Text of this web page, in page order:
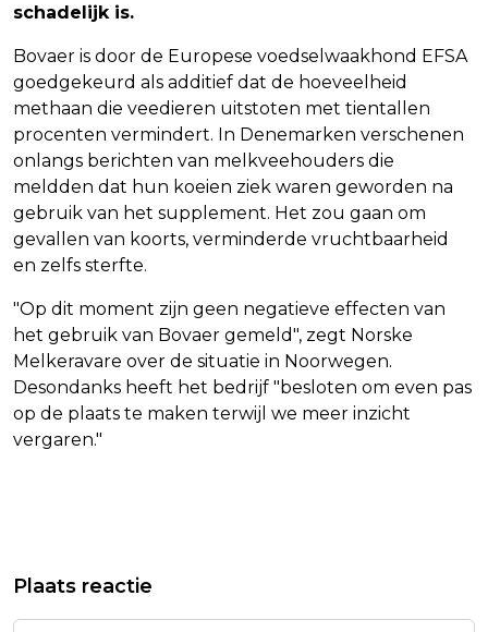
schadelijk is.
Bovaer is door de Europese voedselwaakhond EFSA
goedgekeurd als additief dat de hoeveelheid
methaan die veedieren uitstoten met tientallen
procenten vermindert. In Denemarken verschenen
onlangs berichten van melkveehouders die
meldden dat hun koeien ziek waren geworden na
gebruik van het supplement. Het zou gaan om
gevallen van koorts, verminderde vruchtbaarheid
en zelfs sterfte.
"Op dit moment zijn geen negatieve effecten van
het gebruik van Bovaer gemeld", zegt Norske
Melkeravare over de situatie in Noorwegen.
Desondanks heeft het bedrijf "besloten om even pas
op de plaats te maken terwijl we meer inzicht
vergaren."
UITSTEL OMSTREDEN
KONINGIN MÁXIMA: WANTROUWEN
TEGEN DE OVERHEID IS GROOT
Plaats reactie